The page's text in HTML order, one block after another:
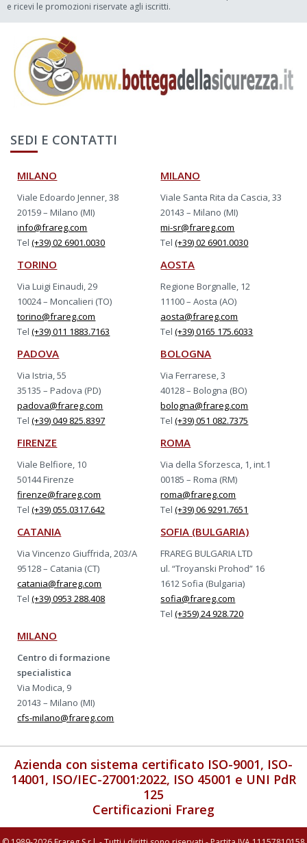
e ricevi le promozioni riservate agli iscritti.
SEDI E CONTATTI
MILANO
Viale Edoardo Jenner, 38
20159 – Milano (MI)
info@frareg.com
Tel(+39) 02 6901.0030
MILANO
Viale Santa Rita da Cascia, 33
20143 – Milano (MI)
mi-sr@frareg.com
Tel(+39) 02 6901.0030
TORINO
Via Luigi Einaudi, 29
10024 – Moncalieri (TO)
torino@frareg.com
Tel(+39) 011 1883.7163
AOSTA
Regione Borgnalle, 12
11100 – Aosta (AO)
aosta@frareg.com
Tel(+39) 0165 175.6033
PADOVA
Via Istria, 55
35135 – Padova (PD)
padova@frareg.com
Tel(+39) 049 825.8397
BOLOGNA
Via Ferrarese, 3
40128 – Bologna (BO)
bologna@frareg.com
Tel(+39) 051 082.7375
FIRENZE
Viale Belfiore, 10
50144 Firenze
firenze@frareg.com
Tel(+39) 055.0317.642
ROMA
Via della Sforzesca, 1, int.1
00185 – Roma (RM)
roma@frareg.com
Tel(+39) 06 9291.7651
CATANIA
Via Vincenzo Giuffrida, 203/A
95128 – Catania (CT)
catania@frareg.com
Tel(+39) 0953 288.408
SOFIA (BULGARIA)
FRAREG BULGARIA LTD
ul. “Troyanski Prohod” 16
1612 Sofia (Bulgaria)
sofia@frareg.com
Tel(+359) 24 928.720
MILANO
Centro di formazione
specialistica
Via Modica, 9
20143 – Milano (MI)
cfs-milano@frareg.com
Azienda con sistema certificato ISO-9001, ISO-
14001, ISO/IEC-27001:2022, ISO 45001 e UNI PdR
125
Certificazioni Frareg